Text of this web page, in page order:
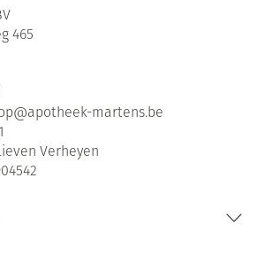
465
apotheek-martens.be
Verheyen